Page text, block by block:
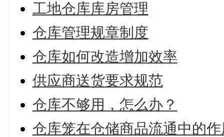
工地仓库库房管理
仓库管理规章制度
仓库如何改造增加效率
供应商送货要求规范
仓库不够用，怎么办？
仓库笼在仓储商品流通中的作